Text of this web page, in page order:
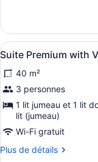
Suite
supérieure
Afficher
toutes
les
photos
pour
type
de
5
Suite Premium with
40 m²
3 personnes
1 lit jumeau et 1 lit
lit (jumeau)
Wi-Fi gratuit
Plus de détails
Plus